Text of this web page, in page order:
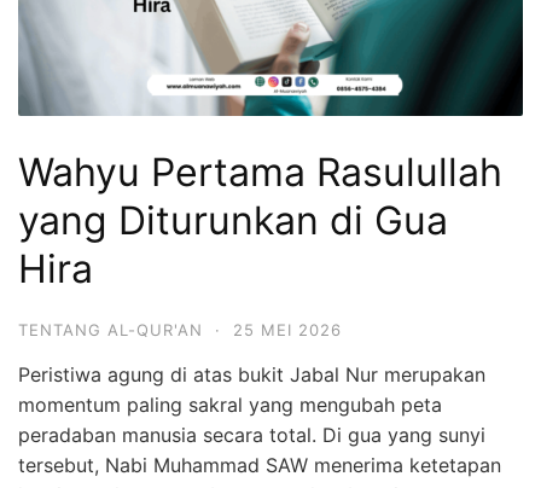
Wahyu Pertama Rasulullah
yang Diturunkan di Gua
Hira
TENTANG AL-QUR'AN · 25 MEI 2026
Peristiwa agung di atas bukit Jabal Nur merupakan
momentum paling sakral yang mengubah peta
peradaban manusia secara total. Di gua yang sunyi
tersebut, Nabi Muhammad SAW menerima ketetapan